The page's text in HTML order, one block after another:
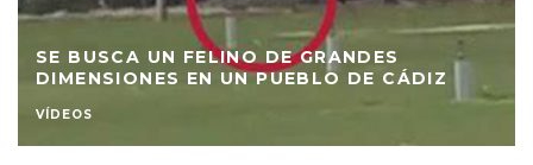
SE BUSCA UN FELINO DE GRANDES
DIMENSIONES EN UN PUEBLO DE CÁDIZ
VÍDEOS